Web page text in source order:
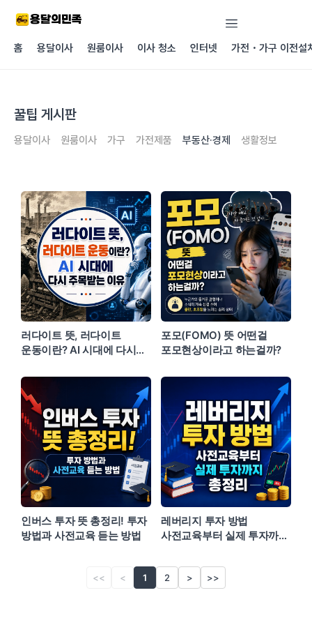
건너뛰기
홈
용달이사 원룸이사 이사 청소 인터넷 가전・가구 이전설
꿀팁 게시판
용달이사 원룸이사 가구 가전제품 부동산·경제 생활정보
러다이트 뜻, 러다이트
운동이란? AI 시대에 다시
포모(FOMO) 뜻 어떤걸
포모현상이라고 하는걸까?
인버스 투자 뜻 총정리! 투자
방법과 사전교육 듣는 방법
레버리지 투자 방법
사전교육부터 실제 투자까지
<< < 1 2 > >>